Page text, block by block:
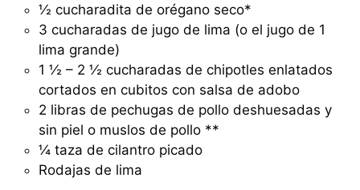
½ cucharadita de orégano seco*
3 cucharadas de jugo de lima (o el jugo de 1
lima grande)
1 ½ – 2 ½ cucharadas de chipotles enlatados
cortados en cubitos con salsa de adobo
2 libras de pechugas de pollo deshuesadas y
sin piel o muslos de pollo **
¼ taza de cilantro picado
Rodajas de lima